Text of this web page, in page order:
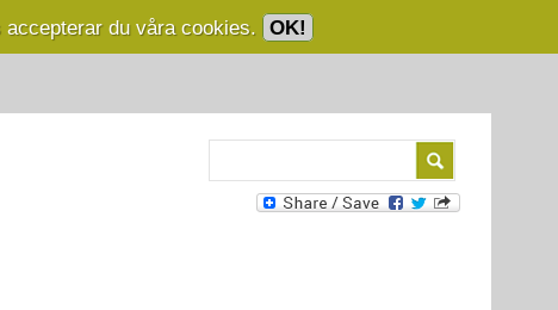
du våra cookies. OK!